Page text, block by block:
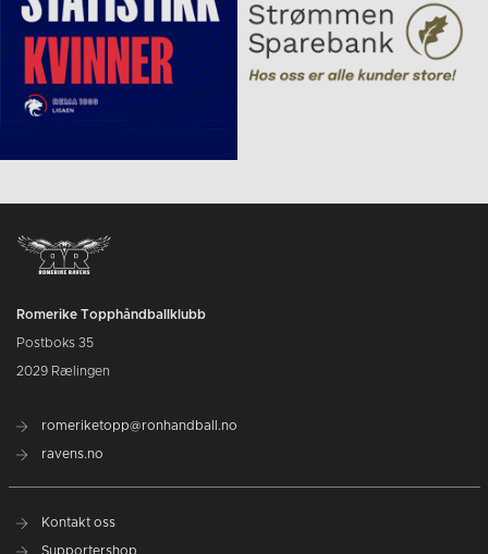
Romerike Topphåndballklubb
Postboks 35
2029 Rælingen
romeriketopp@ronhandball.no
ravens.no
Kontakt oss
Supportershop